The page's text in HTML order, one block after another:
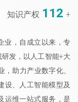
知识产权 112 +
业，自成立以来，专
发，以人工智能+大
助力产业数字化、
设、人工智能模型及
运维一站式服务，是